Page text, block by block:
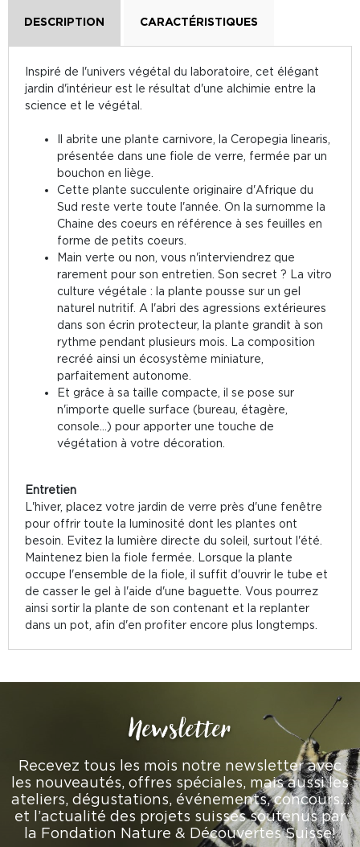
DESCRIPTION CARACTÉRISTIQUES
Inspiré de l'univers végétal du laboratoire, cet élégant
jardin d'intérieur est le résultat d'une alchimie entre la
science et le végétal.
Il abrite une plante carnivore, la Ceropegia linearis,
présentée dans une fiole de verre, fermée par un
bouchon en liège.
Cette plante succulente originaire d'Afrique du
Sud reste verte toute l'année. On la surnomme la
Chaine des coeurs en référence à ses feuilles en
forme de petits coeurs.
Main verte ou non, vous n'interviendrez que
rarement pour son entretien. Son secret ? La vitro
culture végétale : la plante pousse sur un gel
naturel nutritif. A l'abri des agressions extérieures
dans son écrin protecteur, la plante grandit à son
rythme pendant plusieurs mois. La composition
recréé ainsi un écosystème miniature,
parfaitement autonome.
Et grâce à sa taille compacte, il se pose sur
n'importe quelle surface (bureau, étagère,
console...) pour apporter une touche de
végétation à votre décoration.
Entretien
L'hiver, placez votre jardin de verre près d'une fenêtre
pour offrir toute la luminosité dont les plantes ont
besoin. Evitez la lumière directe du soleil, surtout l'été.
Maintenez bien la fiole fermée. Lorsque la plante
occupe l'ensemble de la fiole, il suffit d'ouvrir le tube et
de casser le gel à l'aide d'une baguette. Vous pourrez
ainsi sortir la plante de son contenant et la replanter
dans un pot, afin d'en profiter encore plus longtemps.
Newsletter
Recevez tous les mois notre newsletter avec
les nouveautés, offres spéciales, mais aussi les
ateliers, dégustations, événements, concours…
et l’actualité des projets suisses soutenus par
la Fondation Nature & Découvertes Suisse!